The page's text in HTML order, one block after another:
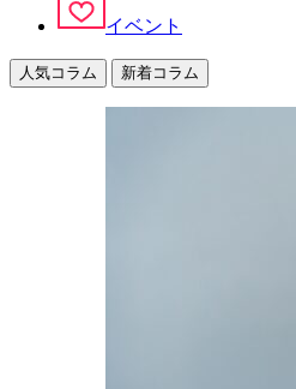
イベント
人気コラム 新着コラム